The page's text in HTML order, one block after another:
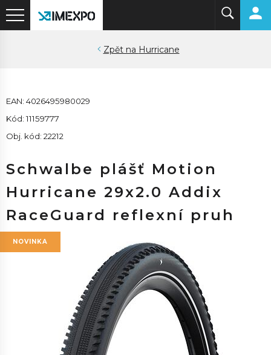
Hurricane
EAN: 4026495980029
Kód: 11159777
Obj. kód: 22212
Schwalbe plášť Motion
Hurricane 29x2.0 Addix
RaceGuard reflexní pruh
NOVINKA